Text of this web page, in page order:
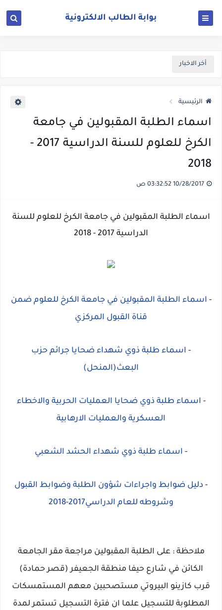
أخر الاخبار
الرئيسية
اسماء الطلبة المقبولين في جامعة
الكرخ للعلوم للسنة الدراسية 2017 -
2018
اسماء الطلبة المقبولين في جامعة الكرخ للعلوم للسنة
الدراسية 2017 - 2018
- اسماء الطلبة المقبولين في جامعة الكرخ للعلوم ضمن
قناة القبول المركزي
- اسماء طلبة ذوي شهداء ضحايا جرائم حزب
البعث(المنحل)
- اسماء طلبة ذوي ضحايا العمليات الحربية والاخطاء
العسكرية والعمليات الارهابية
- اسماء طلبة ذوي شهداء الحشد الشعبي
- دليل ضوابط واجراءات شؤون الطلبة وضوابط القبول
وشروطه للعام الدراسي2017-2018
ملاحظة : على الطلبة المقبولين مراجعة مقر الجامعة
الكائن في شارع حيفا منطقة الجعيفر (قصر حمادة)
قرب كازينو البيروتي مستصحبين معهم المستمسكات
المطلوبة للتسجيل علما ان فترة التسجيل تستمر لمدة